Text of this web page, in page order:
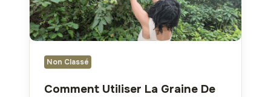
Non Classé
Comment Utiliser La Graine De